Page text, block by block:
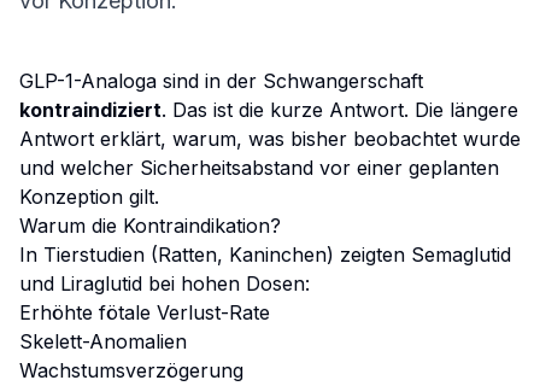
GLP-1-Analoga sind in der Schwangerschaft
kontraindiziert. Das ist die kurze Antwort. Die längere
Antwort erklärt, warum, was bisher beobachtet wurde
und welcher Sicherheitsabstand vor einer geplanten
Konzeption gilt.
Warum die Kontraindikation?
In Tierstudien (Ratten, Kaninchen) zeigten Semaglutid
und Liraglutid bei hohen Dosen:
Erhöhte fötale Verlust-Rate
Skelett-Anomalien
Wachstumsverzögerung